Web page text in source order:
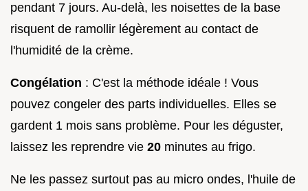
pendant 7 jours. Au-delà, les noisettes de la base
risquent de ramollir légèrement au contact de
l'humidité de la crème.
Congélation : C'est la méthode idéale ! Vous
pouvez congeler des parts individuelles. Elles se
gardent 1 mois sans problème. Pour les déguster,
laissez les reprendre vie 20 minutes au frigo.
Ne les passez surtout pas au micro ondes, l'huile de